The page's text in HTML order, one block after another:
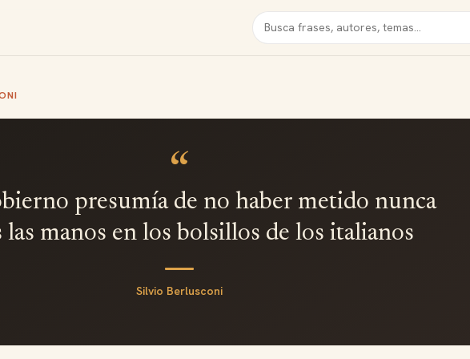
Buscar
“
presumía de no haber metido nunca
las manos en los bolsillos de los italianos
Silvio Berlusconi